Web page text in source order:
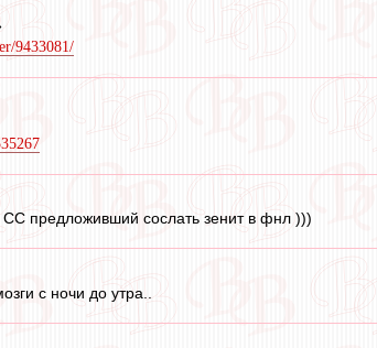
9433081/
предложивший сослать зенит в фнл )))
с ночи до утра..